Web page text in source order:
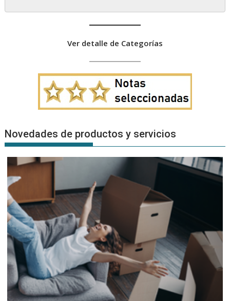
Ver detalle de Categorías
Novedades de productos y servicios